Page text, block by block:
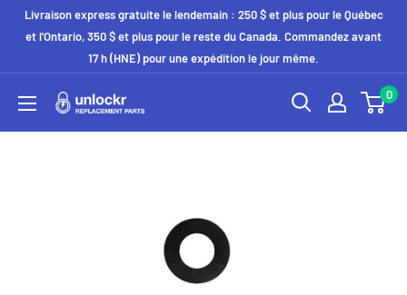
PasserLivraison express gratuite le lendemain : 250 $ et plus pour le Québec
et l'Ontario, 350 $ et plus pour le reste du Canada. Commandez avant
17 h (HNE) pour une expédition le jour même.
Unlockr
0